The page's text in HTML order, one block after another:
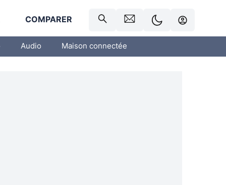
COMPARER
Audio Maison connectée